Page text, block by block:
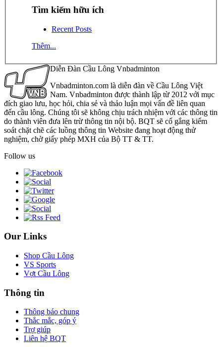
Tìm kiếm hữu ích
Recent Posts
Thêm...
Diễn Đàn Cầu Lông Vnbadminton
Vnbadminton.com là diễn đàn về Cầu Lông Việt
Nam. Vnbadminton được thành lập từ 2012 với mục
đích giao lưu, học hỏi, chia sẻ và thảo luận mọi vấn đề liên quan
đến cầu lông. Chúng tôi sẽ không chịu trách nhiệm với các thông tin
do thành viên đưa lên trừ thông tin nội bộ. BQT sẽ cố gắng kiểm
soát chặt chẽ các luồng thông tin Website đang hoạt động thử
nghiệm, chờ giấy phép MXH của Bộ TT & TT.
Follow us
Our Links
Shop Cầu Lông
VS Sports
Vợt Cầu Lông
Thông tin
Thông báo chung
Thắc mắc, góp ý
Trợ giúp
Liên hệ BQT